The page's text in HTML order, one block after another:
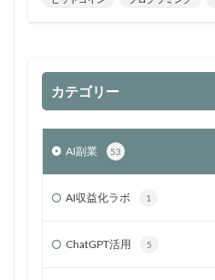
カテゴリー
AI副業 53
AI収益化ラボ 1
ChatGPT活用 5